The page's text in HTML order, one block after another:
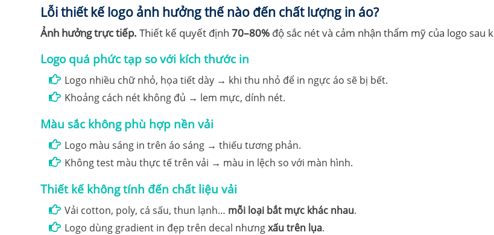
Lỗi thiết kế logo ảnh hưởng thế nào đến chất lượng in áo?
Ảnh hưởng trực tiếp. Thiết kế quyết định 70–80% độ sắc nét và cảm nhận thẩm mỹ của logo sau
Logo quá phức tạp so với kích thước in
Logo nhiều chữ nhỏ, họa tiết dày → khi thu nhỏ để in ngực áo sẽ bị bết.
Khoảng cách nét không đủ → lem mực, dính nét.
Màu sắc không phù hợp nền vải
Logo màu sáng in trên áo sáng → thiếu tương phản.
Không test màu thực tế trên vải → màu in lệch so với màn hình.
Thiết kế không tính đến chất liệu vải
Vải cotton, poly, cá sấu, thun lạnh… mỗi loại bắt mực khác nhau.
Logo dùng gradient in đẹp trên decal nhưngxấu trên lụa.